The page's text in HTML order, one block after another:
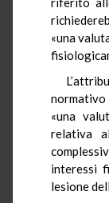
«una
«una
relativa
interessi
lesione